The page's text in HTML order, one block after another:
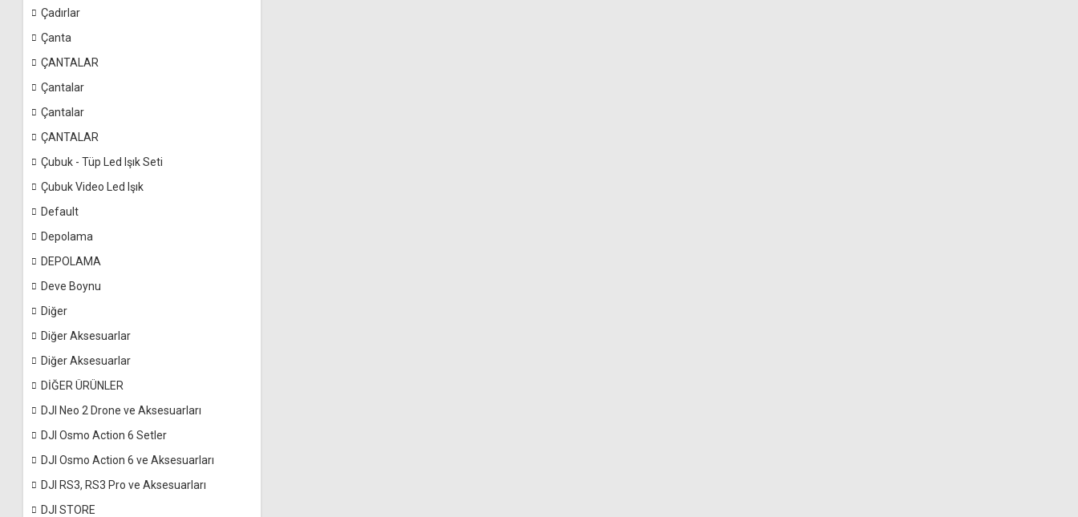
Çadırlar
Çanta
ÇANTALAR
Çantalar
Çantalar
ÇANTALAR
Çubuk - Tüp Led Işık Seti
Çubuk Video Led Işık
Default
Depolama
DEPOLAMA
Deve Boynu
Diğer
Diğer Aksesuarlar
Diğer Aksesuarlar
DİĞER ÜRÜNLER
DJI Neo 2 Drone ve Aksesuarları
DJI Osmo Action 6 Setler
DJI Osmo Action 6 ve Aksesuarları
DJI RS3, RS3 Pro ve Aksesuarları
DJI STORE